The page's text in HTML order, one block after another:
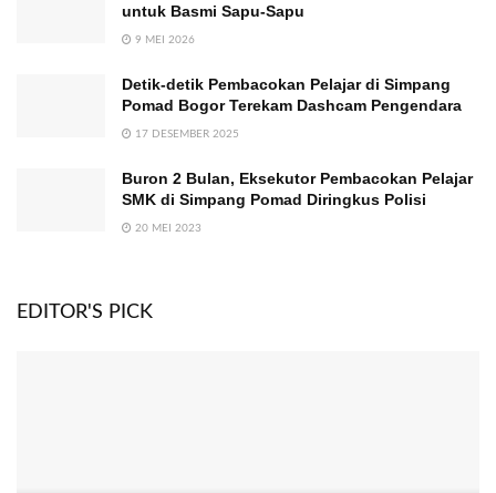
untuk Basmi Sapu-Sapu
9 MEI 2026
Detik-detik Pembacokan Pelajar di Simpang
Pomad Bogor Terekam Dashcam Pengendara
17 DESEMBER 2025
Buron 2 Bulan, Eksekutor Pembacokan Pelajar
SMK di Simpang Pomad Diringkus Polisi
20 MEI 2023
EDITOR'S PICK